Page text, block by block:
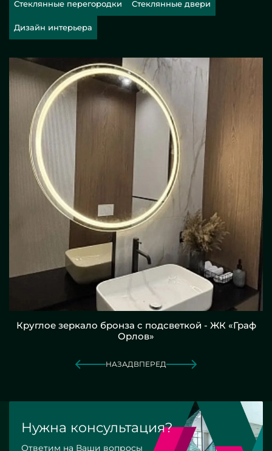
Стеклянные перегородки Стеклянные двери
Дизайн интерьера
Круглое зеркало бронза с подсветкой - ЖК «Граф
Орлов»
НАЗАДВПЕРЕД
Нужна консультация?
Ответим на Ваши вопросы